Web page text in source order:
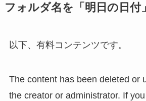
フォルダ名を「明日の日付
以下、有料コンテンツです。
The content has been deleted or
the creator or administrator. If